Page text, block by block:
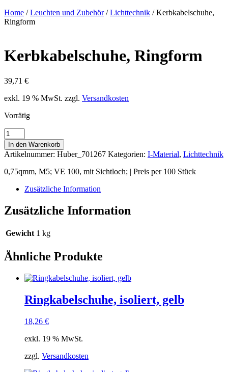
Home /Leuchten und Zubehör/Lichttechnik / Kerbkabelschuhe,
Ringform
Kerbkabelschuhe, Ringform
39,71 €
exkl. 19 % MwSt. zzgl. Versandkosten
Vorrätig
Kerbkabelschuhe,
Ringform
Menge
In den Warenkorb
Artikelnummer: Huber_701267 Kategorien: I-Material, Lichttechnik
0,75qmm, M5; VE 100, mit Sichtloch; | Preis per 100 Stück
Zusätzliche Information
Zusätzliche Information
Gewicht 1 kg
Ähnliche Produkte
Ringkabelschuhe, isoliert, gelb
18,26 €
exkl. 19 % MwSt.
zzgl. Versandkosten